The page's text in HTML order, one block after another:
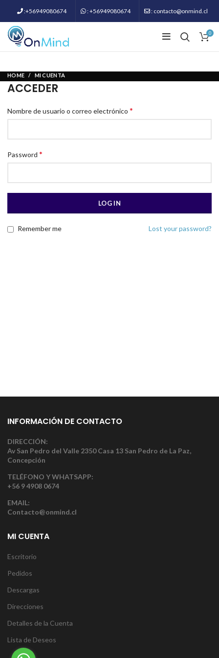
:+56949080674 : +56949080674 : contacto@onmind.cl
0
HOME MI CUENTA
ACCEDER
Nombre de usuario o correo electrónico *
Password *
LOG IN
Lost your password?
Remember me
INFORMACIÓN DE CONTACTO
DIRECCIÓN:
Av San Pedro del Valle 2350 Casa 13 San Pedro de La Paz,
Concepción
TELÉFONO Y WHATSAPP:
+56 9 4908 0674
EMAIL:
Contacto@onmind.cl
MI CUENTA
Escritorio
Pedidos
Descargas
Direcciones
Detalles de la Cuenta
Lista de Deseos